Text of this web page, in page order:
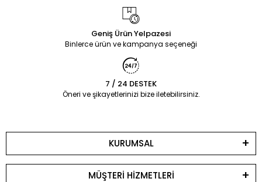
Geniş Ürün Yelpazesi
Binlerce ürün ve kampanya seçeneği
7 / 24 DESTEK
Öneri ve şikayetlerinizi bize iletebilirsiniz.
KURUMSAL
MÜŞTERİ HİZMETLERİ